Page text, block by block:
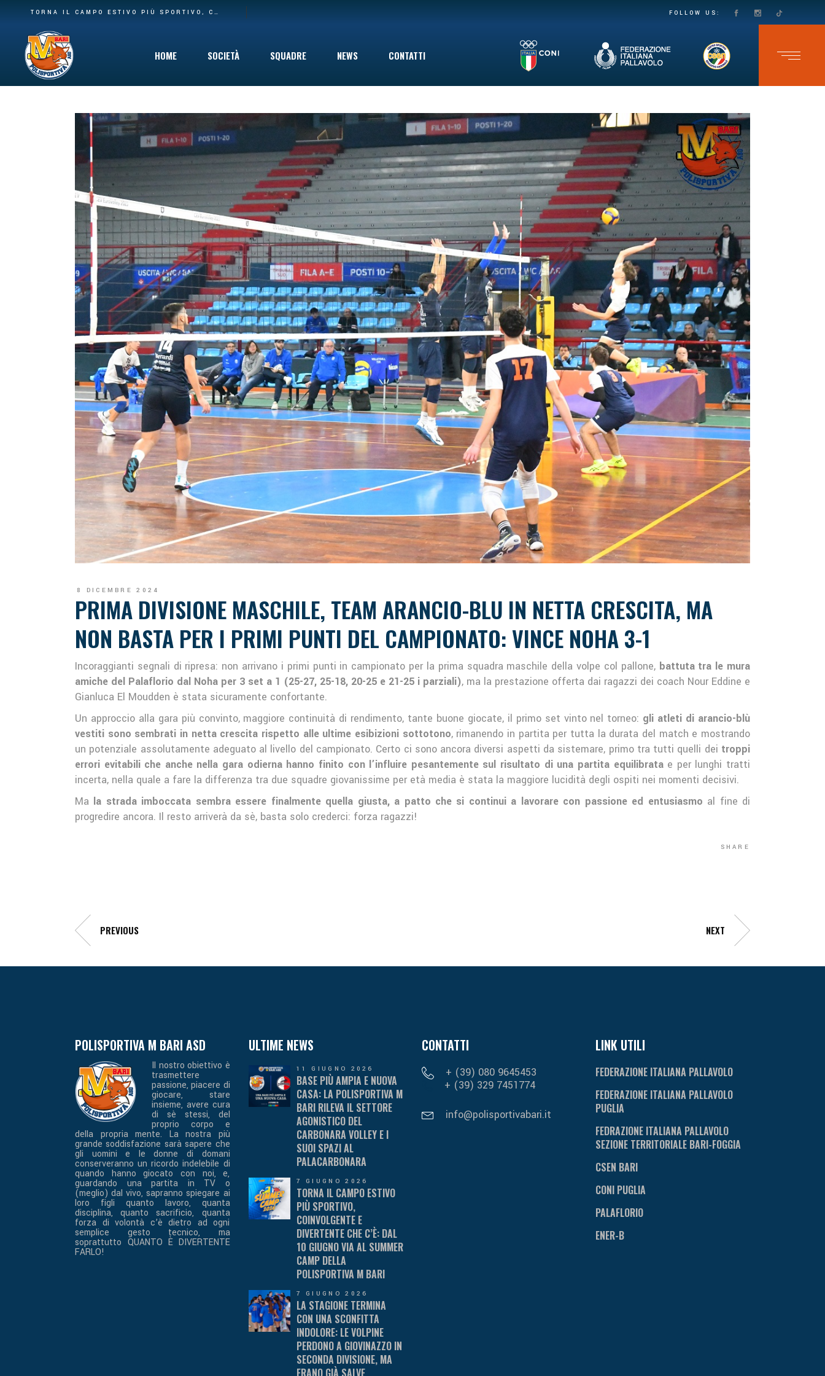
TORNA IL CAMPO ESTIVO PIÙ SPORTIVO, COINVOLGENTE E DIVERTENTE CHE C’È: DAL 10 GIUGNO VIA AL SUMMER CAMP DELLA POLISPORTIVA M BARI FOLLOW US:
HOME SOCIETÀ
Storia
Mission
Safeguarding
Cinque per Mille
Privacy Policy
SQUADRE NEWS CONTATTI
8 DICEMBRE 2024
PRIMA DIVISIONE MASCHILE, TEAM ARANCIO-BLU IN NETTA CRESCITA, MA
NON BASTA PER I PRIMI PUNTI DEL CAMPIONATO: VINCE NOHA 3-1
Incoraggianti segnali di ripresa: non arrivano i primi punti in campionato per la prima squadra maschile della volpe col pallone, battuta tra le mura
amiche del Palaflorio dal Noha per 3 set a 1 (25-27, 25-18, 20-25 e 21-25 i parziali), ma la prestazione offerta dai ragazzi dei coach Nour Eddine e
Gianluca El Moudden è stata sicuramente confortante.
Un approccio alla gara più convinto, maggiore continuità di rendimento, tante buone giocate, il primo set vinto nel torneo: gli atleti di arancio-blù
vestiti sono sembrati in netta crescita rispetto alle ultime esibizioni sottotono, rimanendo in partita per tutta la durata del match e mostrando
un potenziale assolutamente adeguato al livello del campionato. Certo ci sono ancora diversi aspetti da sistemare, primo tra tutti quelli dei troppi
errori evitabili che anche nella gara odierna hanno finito con l’influire pesantemente sul risultato di una partita equilibratae per lunghi tratti
incerta, nella quale a fare la differenza tra due squadre giovanissime per età media è stata la maggiore lucidità degli ospiti nei momenti decisivi.
Ma la strada imboccata sembra essere finalmente quella giusta, a patto che si continui a lavorare con passione ed entusiasmo al fine di
progredire ancora. Il resto arriverà da sè, basta solo crederci: forza ragazzi!
SHARE
PREVIOUS NEXT
POLISPORTIVA M BARI ASD
Il nostro obiettivo è
trasmettere
passione, piacere di
giocare, stare
insieme, avere cura
di sè stessi, del
proprio corpo e
della propria mente. La nostra più
grande soddisfazione sarà sapere che
gli uomini e le donne di domani
conserveranno un ricordo indelebile di
quando hanno giocato con noi, e,
guardando una partita in TV o
(meglio) dal vivo, sapranno spiegare ai
loro figli quanto lavoro, quanta
disciplina, quanto sacrificio, quanta
forza di volontà c’è dietro ad ogni
semplice gesto tecnico, ma
soprattutto QUANTO È DIVERTENTE
FARLO!
ULTIME NEWS
11 GIUGNO 2026
BASE PIÙ AMPIA E NUOVA
CASA: LA POLISPORTIVA M
BARI RILEVA IL SETTORE
AGONISTICO DEL
CARBONARA VOLLEY E I
SUOI SPAZI AL
PALACARBONARA
7 GIUGNO 2026
TORNA IL CAMPO ESTIVO
PIÙ SPORTIVO,
COINVOLGENTE E
DIVERTENTE CHE C’È: DAL
10 GIUGNO VIA AL SUMMER
CAMP DELLA
POLISPORTIVA M BARI
7 GIUGNO 2026
LA STAGIONE TERMINA
CON UNA SCONFITTA
INDOLORE: LE VOLPINE
PERDONO A GIOVINAZZO IN
SECONDA DIVISIONE, MA
ERANO GIÀ SALVE
CONTATTI
+ (39) 080 9645453
+ (39) 329 7451774
info@polisportivabari.it
LINK UTILI
FEDERAZIONE ITALIANA PALLAVOLO
FEDERAZIONE ITALIANA PALLAVOLO
PUGLIA
FEDRAZIONE ITALIANA PALLAVOLO
SEZIONE TERRITORIALE BARI-FOGGIA
CSEN BARI
CONI PUGLIA
PALAFLORIO
ENER-B